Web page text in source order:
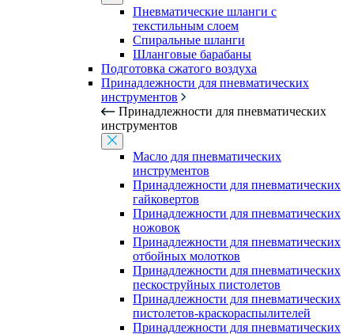
Пневматические шланги с
текстильным слоем
Спиральные шланги
Шланговые барабаны
Подготовка сжатого воздуха
Принадлежности для пневматических
инструментов
Принадлежности для пневматических
инструментов
Масло для пневматических
инструментов
Принадлежности для пневматических
гайковертов
Принадлежности для пневматических
ножовок
Принадлежности для пневматических
отбойных молотков
Принадлежности для пневматических
пескоструйных пистолетов
Принадлежности для пневматических
пистолетов-краскораспылителей
Принадлежности для пневматических